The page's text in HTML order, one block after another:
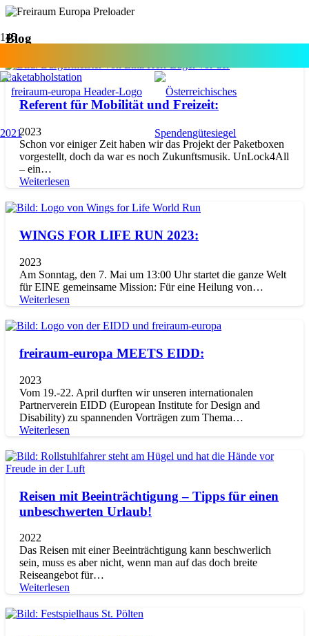
Blog
Referent für Mobilität und Freizeit:
2023
Schon vor einiger Zeit haben wir das Projekt der Paketboxen
vorgestellt, doch da war es noch Zukunftsmusik. UnLock4All
– ein…
Weiterlesen
WINGS FOR LIFE RUN 2023:
2023
Am Sonntag, den 7. Mai um 13:00 Uhr startet die ganze Welt
für EINE gemeinsame Mission: Für eine Heilung von…
Weiterlesen
freiraum-europa MEETS EIDD:
2023
Vom 19.-22. April durften wir unseren internationalen
Partnerverein EIDD (European Institute for Design and
Disability) zu spannenden Vorträgen zum Thema…
Weiterlesen
Reisen mit Beeinträchtigung – Tipps für einen
unbeschwerten Urlaub!
2022
Das Reisen mit einer Beeinträchtigung kann beschwerlich
sein, muss es aber nicht, wenn man auf das doch breite
Reiseangebot für…
Weiterlesen